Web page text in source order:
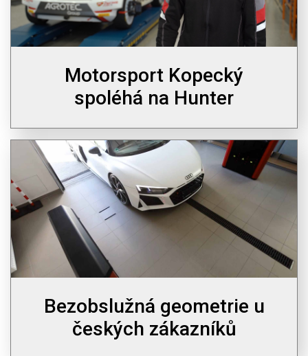
Motorsport Kopecký
spoléhá na Hunter
Bezobslužná geometrie u
českých zákazníků